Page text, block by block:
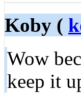
Koby (
Wow
keep it